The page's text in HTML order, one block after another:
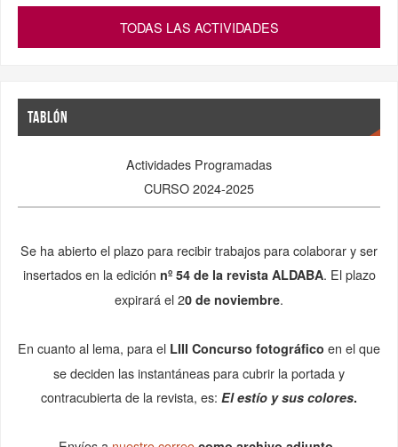
TODAS LAS ACTIVIDADES
TABLÓN
Actividades Programadas
CURSO 2024-2025
Se ha abierto el plazo para recibir trabajos para colaborar y ser
insertados en la edición nº 54 de la revista ALDABA. El plazo
expirará el 20 de noviembre.
En cuanto al lema, para el LIII Concurso fotográfico en el que
se deciden las instantáneas para cubrir la portada y
contracubierta de la revista, es: El estío y sus colores.